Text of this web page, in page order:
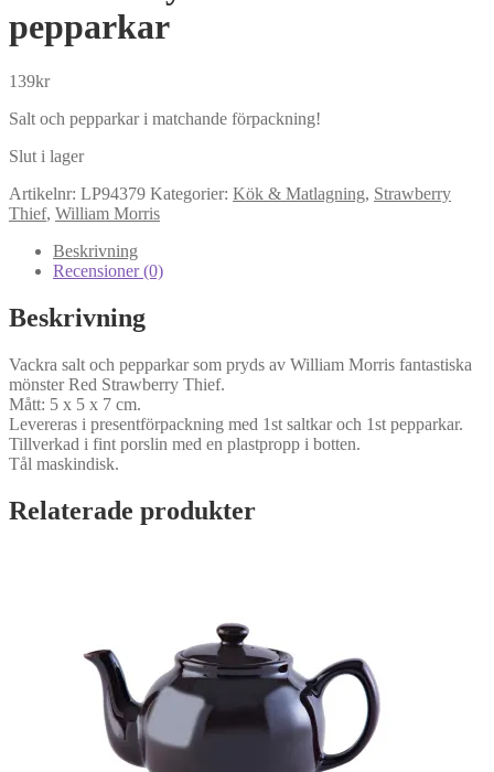
pepparkar
139kr
Salt och pepparkar i matchande förpackning!
Slut i lager
Artikelnr: LP94379 Kategorier: Kök & Matlagning, Strawberry
Thief, William Morris
Beskrivning
Recensioner (0)
Beskrivning
Vackra salt och pepparkar som pryds av William Morris fantastiska
mönster Red Strawberry Thief.
Mått: 5 x 5 x 7 cm.
Levereras i presentförpackning med 1st saltkar och 1st pepparkar.
Tillverkad i fint porslin med en plastpropp i botten.
Tål maskindisk.
Relaterade produkter